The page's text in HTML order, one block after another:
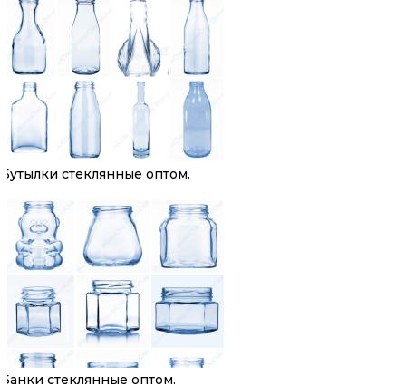
Бутылки стеклянные оптом.
Банки стеклянные оптом.